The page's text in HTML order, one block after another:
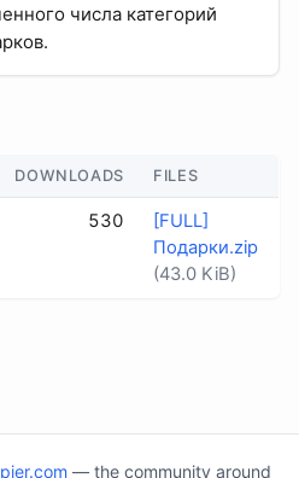
числа категорий
DOWNLOADS FILES
530
[FULL]
Подарки.zip
(43.0 KiB)
— the community around